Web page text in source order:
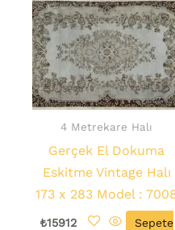
4 Metrekare Halı
Gerçek El Dokuma
Eskitme Vintage Halı
173 x 283 Model :
₺15912
Sepete